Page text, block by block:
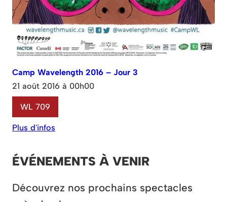
Camp Wavelength 2016 – Jour 3
21 août 2016 à 00h00
WL 709
Plus d'infos
ÉVÉNEMENTS À VENIR
Découvrez nos prochains spectacles